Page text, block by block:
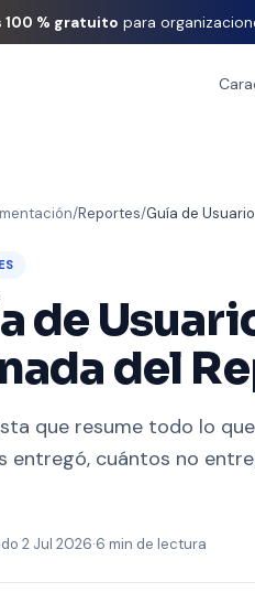
100 % gratuito para
/Reportes/Guía de
de
del
que resume todo lo
entregó, cuántos no
2 Jul 2026·6 min de lectura